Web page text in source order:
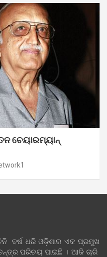
ଚେୟାରମ୍ୟାନ୍
ବର୍ଷ ଧରି ଓଡ଼ିଶାର ଏକ ପ୍ରମୁଖ
ପରିଚୟ ପାଇଛି । ଆଜି ଚାରି